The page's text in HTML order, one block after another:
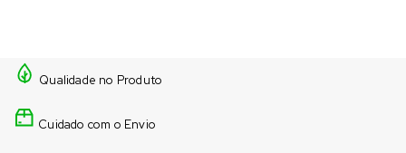
Qualidade no Produto
Cuidado com o Envio